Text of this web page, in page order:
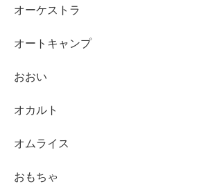
オーケストラ
オートキャンプ
おおい
オカルト
オムライス
おもちゃ